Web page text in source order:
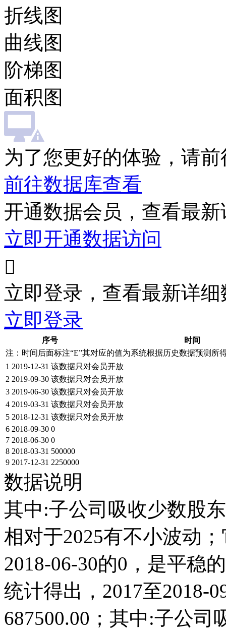
折线图
曲线图
阶梯图
面积图
为了您更好的体验，请
前往数据库查看
开通数据会员，查看最
立即开通数据访问

立即登录，查看最新详细
立即登录
序号
时间
注：时间后面标注“E”其对应的值为系统根据历史数据预测所
1 2019-12-31 该数据只对会员开放
2 2019-09-30 该数据只对会员开放
3 2019-06-30 该数据只对会员开放
4 2019-03-31 该数据只对会员开放
5 2018-12-31 该数据只对会员开放
6 2018-09-30 0
7 2018-06-30 0
8 2018-03-31 500000
9 2017-12-31 2250000
数据说明
其中:子公司吸收少数股
相对于2025有不小波动
2018-06-30的0，是平稳
统计得出，2017至2018-
687500.00；其中:子公